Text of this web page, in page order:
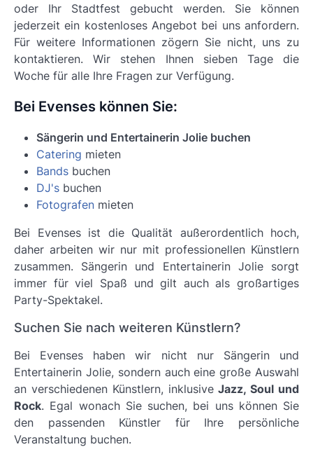
oder Ihr Stadtfest gebucht werden. Sie können
jederzeit ein kostenloses Angebot bei uns anfordern.
Für weitere Informationen zögern Sie nicht, uns zu
kontaktieren. Wir stehen Ihnen sieben Tage die
Woche für alle Ihre Fragen zur Verfügung.
Bei Evenses können Sie:
Sängerin und Entertainerin Jolie buchen
Catering mieten
Bands buchen
DJ's buchen
Fotografen mieten
Bei Evenses ist die Qualität außerordentlich hoch,
daher arbeiten wir nur mit professionellen Künstlern
zusammen. Sängerin und Entertainerin Joliesorgt
immer für viel Spaß und gilt auch als großartiges
Party-Spektakel.
Suchen Sie nach weiteren Künstlern?
Bei Evenses haben wir nicht nur Sängerin und
Entertainerin Jolie, sondern auch eine große Auswahl
an verschiedenen Künstlern, inklusiveJazz, Soul und
Rock. Egal wonach Sie suchen, bei uns können Sie
den passenden Künstler für Ihre persönliche
Veranstaltung buchen.